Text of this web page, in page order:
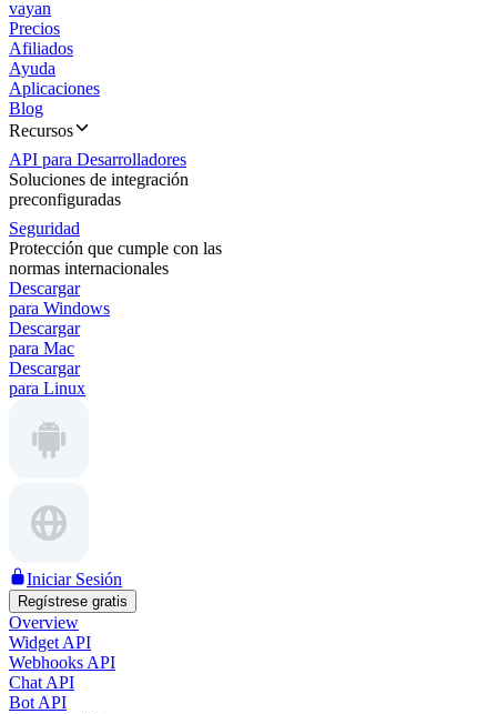
vayan
Precios
Afiliados
Ayuda
Aplicaciones
Blog
Recursos
API para Desarrolladores
Soluciones de integración
preconfiguradas
Seguridad
Protección que cumple con las
normas internacionales
Descargar
para Windows
Descargar
para Mac
Descargar
para Linux
Iniciar Sesión
Regístrese gratis
Overview
Widget API
Webhooks API
Chat API
Bot API